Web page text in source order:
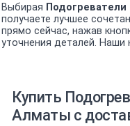
Выбирая
получаете лучшее
прямо сейчас, нажав
уточнения деталей. Наши
Купить
Алматы с